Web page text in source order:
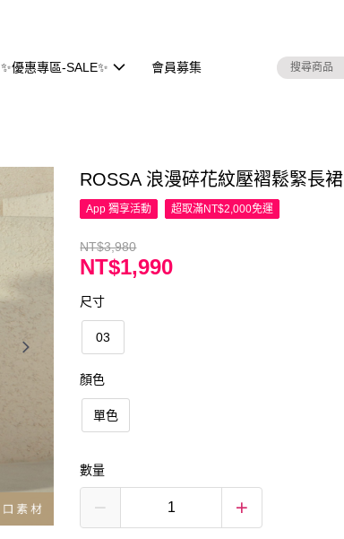
✨優惠專區-SALE✨ 會員募集
ROSSA 浪漫碎花紋壓褶鬆緊長裙
App 獨享活動 超取滿NT$2,000免運
NT$3,980
NT$1,990
尺寸
03
顏色
單色
數量